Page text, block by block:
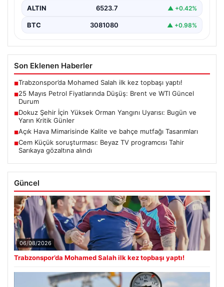
ALTIN 6523.7 ▲ +0.42%
BTC 3081080 ▲ +0.98%
Son Eklenen Haberler
■Trabzonspor’da Mohamed Salah ilk kez topbaşı yaptı!
■25 Mayıs Petrol Fiyatlarında Düşüş: Brent ve WTI Güncel
Durum
■Dokuz Şehir İçin Yüksek Orman Yangını Uyarısı: Bugün ve
Yarın Kritik Günler
■Açık Hava Mimarisinde Kalite ve bahçe mutfağı Tasarımları
■Cem Küçük soruşturması: Beyaz TV programcısı Tahir
Sarıkaya gözaltına alındı
Güncel
06/08/2026
Trabzonspor’da Mohamed Salah ilk kez topbaşı yaptı!